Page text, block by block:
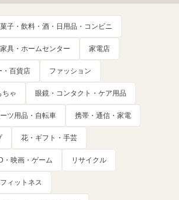
子・飲料・酒・日用品・コンビニ
家具・ホームセンター 家電店
・百貨店 ファッション
ちゃ 眼鏡・コンタクト・ケア用品
ツ用品・自転車 携帯・通信・家電
花・ギフト・手芸
・映画・ゲーム リサイクル
ィットネス